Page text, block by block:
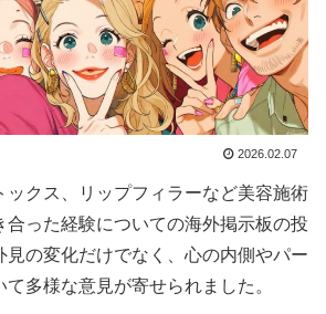
2026.02.07
ックス、リップフィラーなど美容施術
合った経験についての海外掲示板の投
見の変化だけでなく、心の内側やパー
て多様な意見が寄せられました。